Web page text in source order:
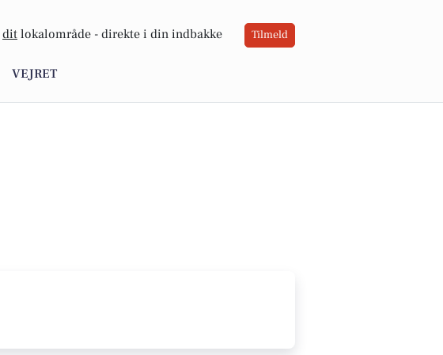
dit lokalområde - direkte i din indbakke Tilmeld
VEJRET